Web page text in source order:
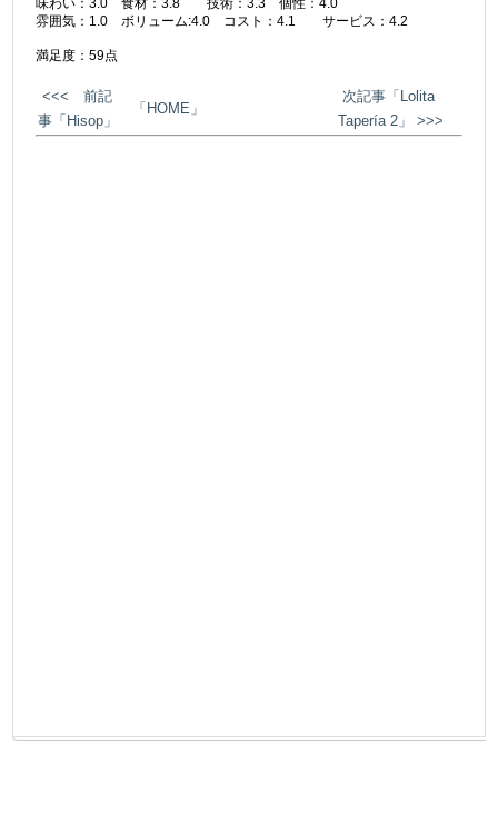
雰囲気：1.0 ボリューム:4.0 コスト：4.1 サービス：4.2
満足度：59点
<<< 前記
事「Hisop」
「HOME」
次記事「Lolita
Tapería 2」 >>>